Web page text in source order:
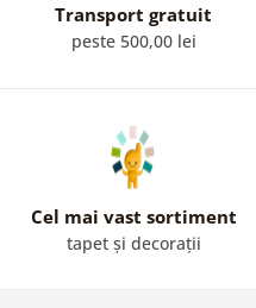
Transport gratuit
peste 500,00 lei
Cel mai vast sortiment
tapet și decorații